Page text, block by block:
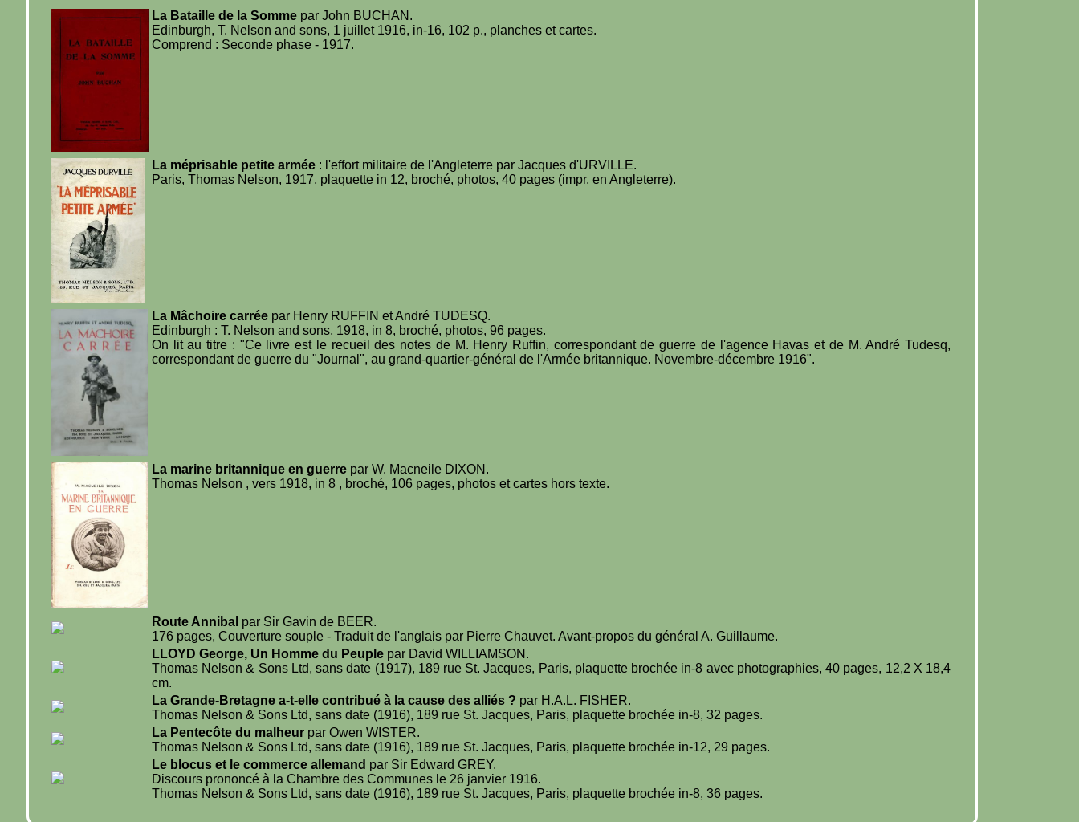
La Bataille de la Somme par John BUCHAN.
Edinburgh, T. Nelson and sons, 1 juillet 1916, in-16, 102 p., planches et cartes.
Comprend : Seconde phase - 1917.
La méprisable petite armée : l'effort militaire de l'Angleterre par Jacques d'URVILLE.
Paris, Thomas Nelson, 1917, plaquette in 12, broché, photos, 40 pages (impr. en Angleterre).
La Mâchoire carrée par Henry RUFFIN et André TUDESQ.
Edinburgh : T. Nelson and sons, 1918, in 8, broché, photos, 96 pages.
On lit au titre : "Ce livre est le recueil des notes de M. Henry Ruffin, correspondant de guerre de l'agence Havas et de M. André Tudesq,
correspondant de guerre du "Journal", au grand-quartier-général de l'Armée britannique. Novembre-décembre 1916".
La marine britannique en guerre par W. Macneile DIXON.
Thomas Nelson , vers 1918, in 8 , broché, 106 pages, photos et cartes hors texte.
Route Annibal par Sir Gavin de BEER.
176 pages, Couverture souple - Traduit de l'anglais par Pierre Chauvet. Avant-propos du général A. Guillaume.
LLOYD George, Un Homme du Peuple par David WILLIAMSON.
Thomas Nelson & Sons Ltd, sans date (1917), 189 rue St. Jacques, Paris, plaquette brochée in-8 avec photographies, 40 pages, 12,2 X 18,4
cm.
La Grande-Bretagne a-t-elle contribué à la cause des alliés ? par H.A.L. FISHER.
Thomas Nelson & Sons Ltd, sans date (1916), 189 rue St. Jacques, Paris, plaquette brochée in-8, 32 pages.
La Pentecôte du malheur par Owen WISTER.
Thomas Nelson & Sons Ltd, sans date (1916), 189 rue St. Jacques, Paris, plaquette brochée in-12, 29 pages.
Le blocus et le commerce allemand par Sir Edward GREY.
Discours prononcé à la Chambre des Communes le 26 janvier 1916.
Thomas Nelson & Sons Ltd, sans date (1916), 189 rue St. Jacques, Paris, plaquette brochée in-8, 36 pages.